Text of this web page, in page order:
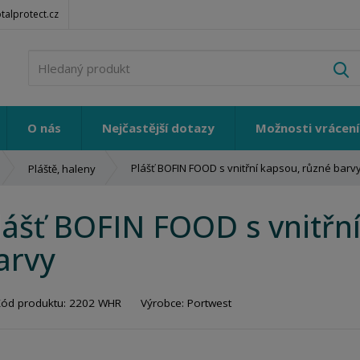
O nás Nejčastější dotazy Možnosti vrácení
Pláště, haleny Plášť BOFIN FOOD s vnitřní kapsou, různé
BOFIN FOOD s
produktu: 2202 WHR Výrobce: Portwest